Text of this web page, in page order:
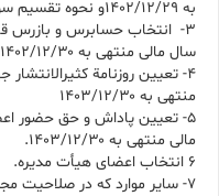
به ۱۴۰۲/۱۲/۲۹و نحوه تقسیم سود.
۳- انتخاب حسابرس و بازرس
سال مالی منتهی به ۱۴۰۲/۱۲/۳۰
۴- تعیین روزنامة
منتهی به ۱۴۰۳/۱۲/۳۰
۵- تعیین پاداش و حق حضور
مالی منتهی به ۱۴۰۳/۱۲/۳۰.
۶ انتخاب اعضای هیأت مدیره.
۷- سایر موارد که در صلاحیت مجمع عمومی عادی می باشد.